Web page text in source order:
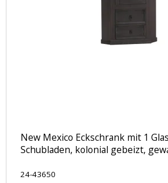
New Mexico Eckschrank mit 1
Schubladen, kolonial gebeizt,
24-43650